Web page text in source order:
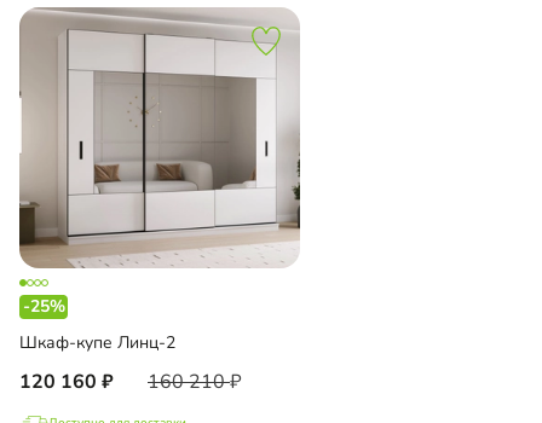
-25%
Шкаф-купе Линц-2
120 160 160 210